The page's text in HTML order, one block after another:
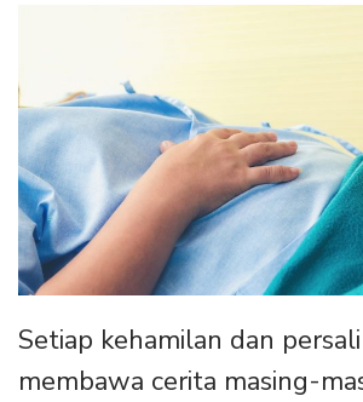
Setiap kehamilan dan
membawa cerita masing-